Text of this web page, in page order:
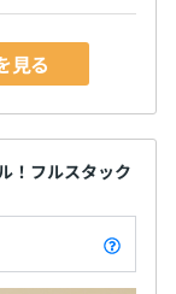
へ転換を予定
見る
！フルスタック